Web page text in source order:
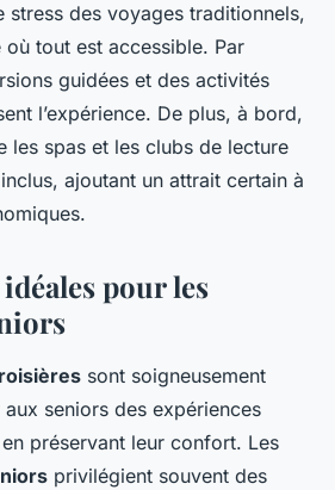
stress des voyages traditionnels,
tout est accessible. Par
guidées et des activités
l’expérience. De plus, à bord,
les spas et les clubs de lecture
ajoutant un attrait certain à
pour les
sont soigneusement
seniors des expériences
préservant leur confort. Les
privilégient souvent des